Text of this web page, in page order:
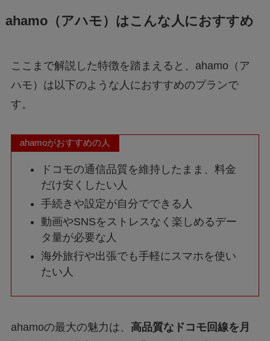
ahamo（アハモ）はこんな人におすすめ
ここまで解説した特徴を踏まえると、ahamo（ア
ハモ）は以下のような人におすすめのプランで
す。
ahamoがおすすめの人
ドコモの通信品質を維持したまま、料金
だけ安くしたい人
手続きや設定が自分でできる人
動画やSNSをストレスなく楽しめるデー
タ量が必要な人
海外旅行や出張でも手軽にスマホを使い
たい人
ahamoの最大の魅力は、 高品質なドコモ回線を月